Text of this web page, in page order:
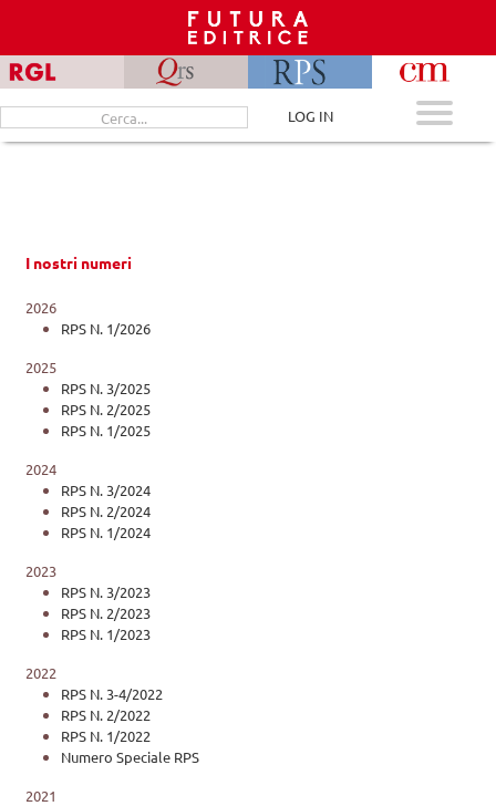
content
Cerca
per:
LOG IN
I nostri numeri
2026
RPS N. 1/2026
2025
RPS N. 3/2025
RPS N. 2/2025
RPS N. 1/2025
2024
RPS N. 3/2024
RPS N. 2/2024
RPS N. 1/2024
2023
RPS N. 3/2023
RPS N. 2/2023
RPS N. 1/2023
2022
RPS N. 3-4/2022
RPS N. 2/2022
RPS N. 1/2022
Numero Speciale RPS
2021